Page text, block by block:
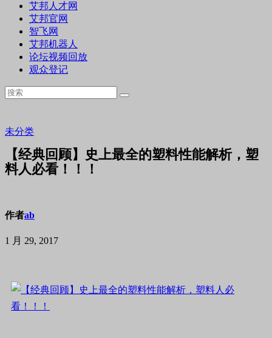
艾邦人才网
艾邦官网
智飞网
艾邦机器人
论坛视频回放
观众登记
未分类
【经典回顾】史上最全的塑料性能解析，塑
料人必看！！！
作者ab
1 月 29, 2017